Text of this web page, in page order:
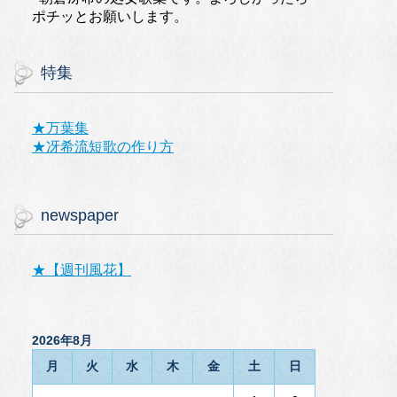
ポチッとお願いします。
特集
★万葉集
★冴希流短歌の作り方
newspaper
★【週刊風花】
2026年8月
月
火 水 木 金 土 日